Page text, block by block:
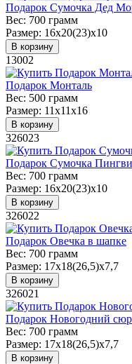
Подарок Сумочка Дед
Вес: 700 грамм
Размер: 16х20(23)х10
В корзину
13002
Подарок Монталь
Вес: 500 грамм
Размер: 11х11х16
В корзину
326023
Подарок Сумочка
Вес: 700 грамм
Размер: 16х20(23)х10
В корзину
326022
Подарок Овечка в шапке
Вес: 700 грамм
Размер: 17х18(26,5)х7,7
В корзину
326021
Подарок Новогодний
Вес: 700 грамм
Размер: 17х18(26,5)х7,7
В корзину